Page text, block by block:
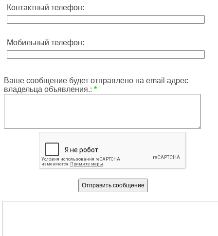
Контактный телефон:
Мобильный телефон:
Ваше сообщение будет отправлено на email адрес
владельца объявления.: *